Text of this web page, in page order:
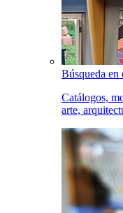
Búsqueda en
Catálogos,
arte,